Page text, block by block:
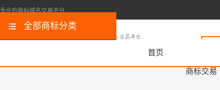
专业的商标域名交易平台
首页
商标交易
全部商标分类